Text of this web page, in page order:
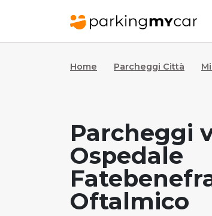
Home Parcheggi Città
Parcheggi
Ospedale
Oftalmico